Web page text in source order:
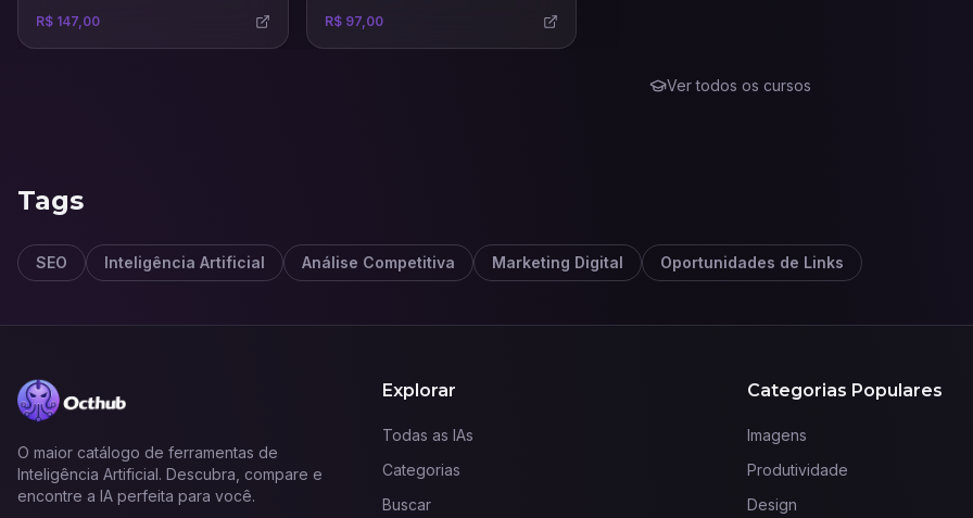
automatize tudo.
R$ 147,00
R$ 97,00
Ver todos os cursos
Tags
SEO Inteligência Artificial Análise Competitiva Marketing Digital Oportunidades de Links
O maior catálogo de ferramentas de
Inteligência Artificial. Descubra, compare e
encontre a IA perfeita para você.
Explorar
Todas as IAs
Categorias
Buscar
Categorias Populares
Imagens
Produtividade
Design